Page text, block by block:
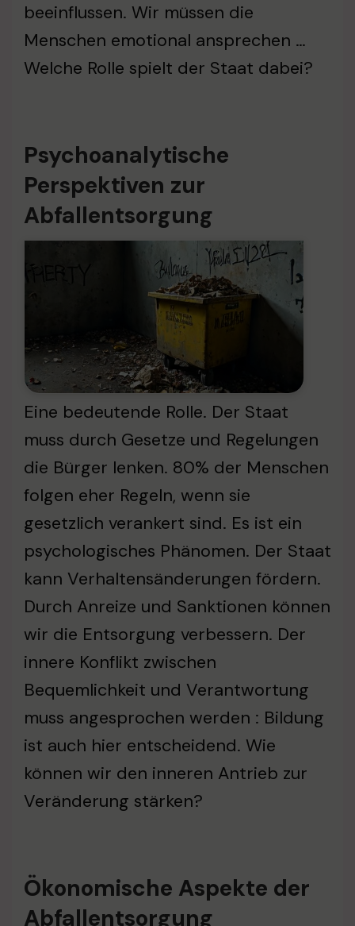
beeinflussen. Wir müssen die
Menschen emotional ansprechen …
Welche Rolle spielt der Staat dabei?
Psychoanalytische
Perspektiven zur
Abfallentsorgung
Eine bedeutende Rolle. Der Staat
muss durch Gesetze und Regelungen
die Bürger lenken. 80% der Menschen
folgen eher Regeln, wenn sie
gesetzlich verankert sind. Es ist ein
psychologisches Phänomen. Der Staat
kann Verhaltensänderungen fördern.
Durch Anreize und Sanktionen können
wir die Entsorgung verbessern. Der
innere Konflikt zwischen
Bequemlichkeit und Verantwortung
muss angesprochen werden : Bildung
ist auch hier entscheidend. Wie
können wir den inneren Antrieb zur
Veränderung stärken?
Ökonomische Aspekte der
Abfallentsorgung